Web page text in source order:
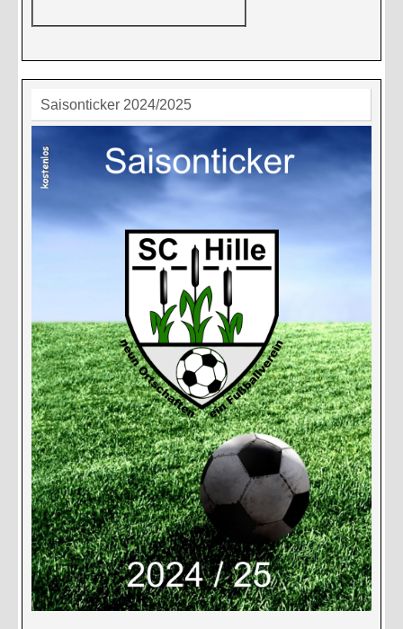
Saisonticker 2024/2025